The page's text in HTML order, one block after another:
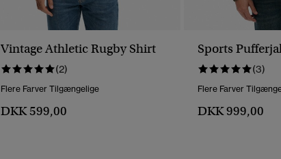
Vintage Athletic Rugby Shirt
(2)
Flere Farver Tilgængelige
DKK 599,00
Sports
(3)
Flere Farver
DKK 999,00